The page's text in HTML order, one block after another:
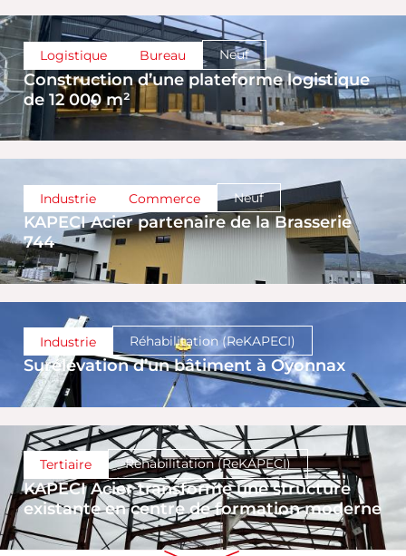
Logistique Bureau Neuf
Construction d’une plateforme logistique
de 12 000 m²
Industrie Commerce Neuf
KAPECI Acier partenaire de la Brasserie
744
Industrie Réhabilitation (ReKAPECI)
Surélévation d’un bâtiment à Oyonnax
Tertiaire Réhabilitation (ReKAPECI)
KAPECI Acier transforme une structure
existante en centre de formation moderne